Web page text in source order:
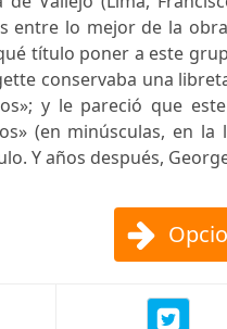
entre lo mejor de la
título poner a este
conservaba una
y le pareció que
(en minúsculas, en
Y años después,